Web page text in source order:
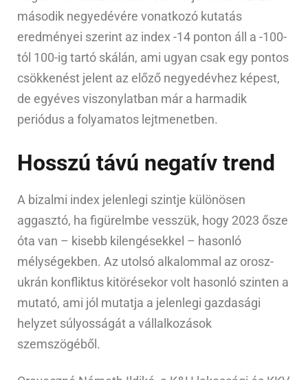
második negyedévére vonatkozó kutatás
eredményei szerint az index -14 ponton áll a -100-
tól 100-ig tartó skálán, ami ugyan csak egy pontos
csökkenést jelent az előző negyedévhez képest,
de egyéves viszonylatban már a harmadik
periódus a folyamatos lejtmenetben.
Hosszú távú negatív trend
A bizalmi index jelenlegi szintje különösen
aggasztó, ha figürelmbe vesszük, hogy 2023 ősze
óta van – kisebb kilengésekkel – hasonló
mélységekben. Az utolsó alkalommal az orosz-
ukrán konfliktus kitörésekor volt hasonló szinten a
mutató, ami jól mutatja a jelenlegi gazdasági
helyzet súlyosságát a vállalkozások
szemszögéből.